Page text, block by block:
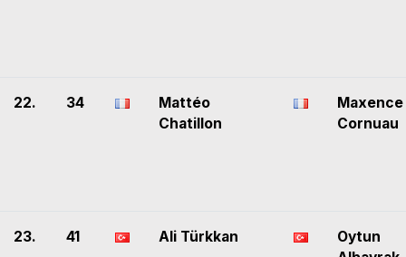
22. 34
Mattéo
Chatillon
Maxence
Cornuau
23. 41 Ali Türkkan
Oytun